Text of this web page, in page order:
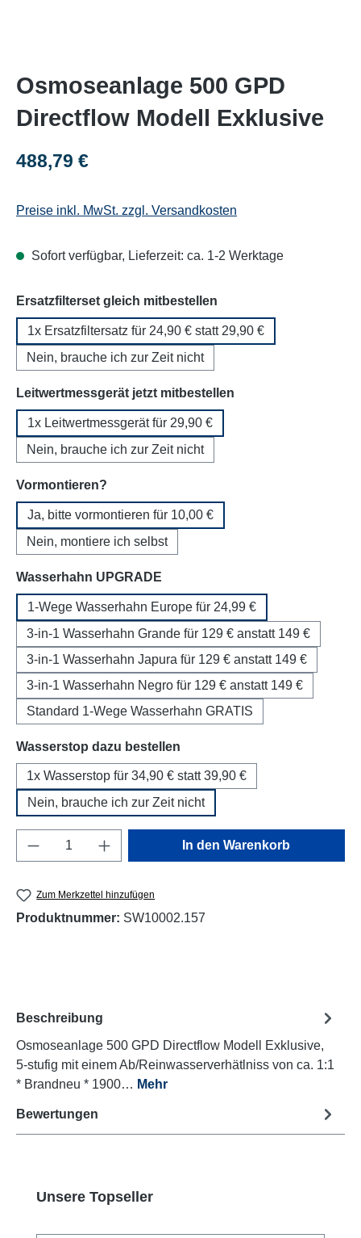
Osmoseanlage 500 GPD
Directflow Modell Exklusive
Regulärer Preis:
488,79 €
Preise inkl. MwSt. zzgl. Versandkosten
Sofort verfügbar, Lieferzeit: ca. 1-2 Werktage
Ersatzfilterset gleich mitbestellen
1x Ersatzfiltersatz für 24,90 € statt 29,90 €
Nein, brauche ich zur Zeit nicht
Leitwertmessgerät jetzt mitbestellen
1x Leitwertmessgerät für 29,90 €
Nein, brauche ich zur Zeit nicht
Vormontieren?
Ja, bitte vormontieren für 10,00 €
Nein, montiere ich selbst
Wasserhahn UPGRADE
1-Wege Wasserhahn Europe für 24,99 €
3-in-1 Wasserhahn Grande für 129 € anstatt 149 €
3-in-1 Wasserhahn Japura für 129 € anstatt 149 €
3-in-1 Wasserhahn Negro für 129 € anstatt 149 €
Standard 1-Wege Wasserhahn GRATIS
Wasserstop dazu bestellen
1x Wasserstop für 34,90 € statt 39,90 €
Nein, brauche ich zur Zeit nicht
Produkt Anzahl: Gib den gewünschten
In den Warenkorb
Zum Merkzettel hinzufügen
Produktnummer: SW10002.157
Beschreibung
Osmoseanlage 500 GPD Directflow Modell Exklusive,
5-stufig mit einem Ab/Reinwasserverhätlniss von ca. 1:1
* Brandneu * 1900… Mehr
Bewertungen
Produktgalerie überspringen
Unsere Topseller